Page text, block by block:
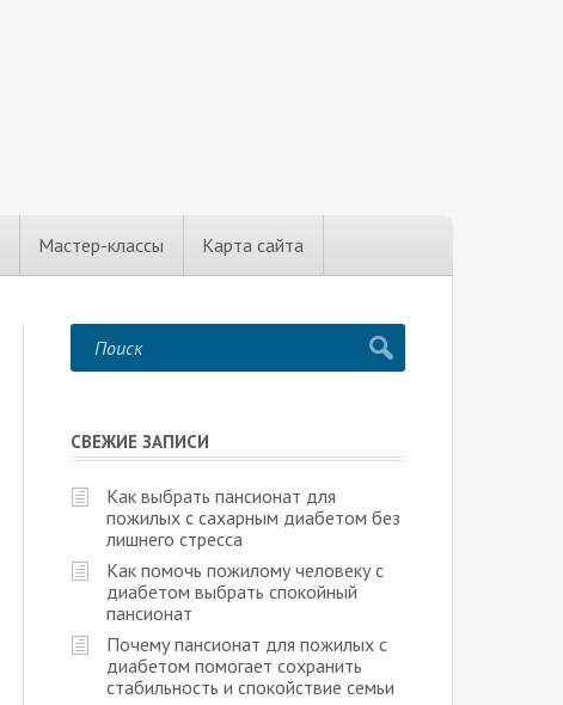
Мастер-классы Карта сайта
СВЕЖИЕ ЗАПИСИ
Как выбрать пансионат для
пожилых с сахарным диабетом без
лишнего стресса
Как помочь пожилому человеку с
диабетом выбрать спокойный
пансионат
Почему пансионат для пожилых с
диабетом помогает сохранить
стабильность и спокойствие семьи